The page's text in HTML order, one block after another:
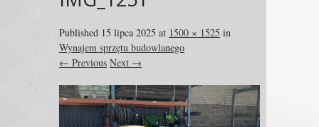
Published 15 lipca 2025 at 1500 × 1525 in
Wynajem sprzętu budowlanego
← Previous Next →